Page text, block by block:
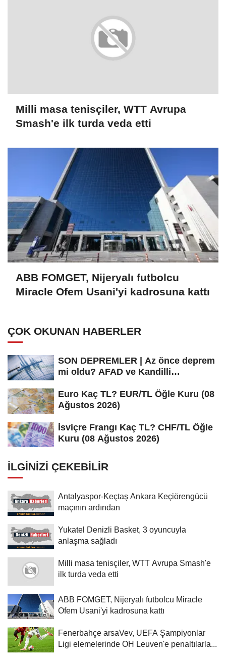
Milli masa tenisçiler, WTT Avrupa
Smash'e ilk turda veda etti
ABB FOMGET, Nijeryalı futbolcu
Miracle Ofem Usani'yi kadrosuna kattı
ÇOK OKUNAN HABERLER
SON DEPREMLER | Az önce deprem
mi oldu? AFAD ve Kandilli
Euro Kaç TL? EUR/TL Öğle Kuru (08
Ağustos 2026)
İsviçre Frangı Kaç TL? CHF/TL Öğle
Kuru (08 Ağustos 2026)
İLGINIZI ÇEKEBILIR
Antalyaspor-Keçtaş Ankara Keçiörengücü
maçının ardından
Yukatel Denizli Basket, 3 oyuncuyla
anlaşma sağladı
Milli masa tenisçiler, WTT Avrupa Smash'e
ilk turda veda etti
ABB FOMGET, Nijeryalı futbolcu Miracle
Ofem Usani'yi kadrosuna kattı
Fenerbahçe arsaVev, UEFA Şampiyonlar
Ligi elemelerinde OH Leuven'e penaltılarla...